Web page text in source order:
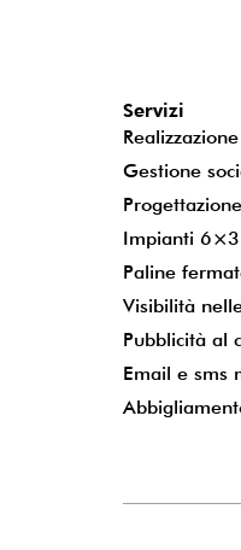
Servizi
Gestione
Impianti 6×3
Paline
Visibilità
Pubblicità al
Email e sms